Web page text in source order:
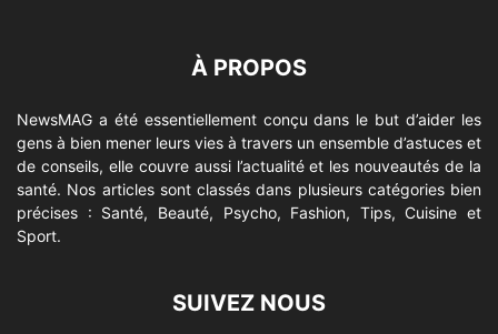
À PROPOS
NewsMAG a été essentiellement conçu dans le but d’aider les
gens à bien mener leurs vies à travers un ensemble d’astuces et
de conseils, elle couvre aussi l’actualité et les nouveautés de la
santé. Nos articles sont classés dans plusieurs catégories bien
précises : Santé, Beauté, Psycho, Fashion, Tips, Cuisine et
Sport.
SUIVEZ NOUS